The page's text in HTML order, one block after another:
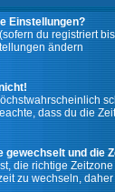
Einstellungen?
du registriert
ändern
dass du die
gewechselt und die
die richtige
zu wechseln,